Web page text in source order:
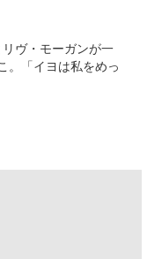
リヴ・モーガンが一
。「イヨは私をめっ